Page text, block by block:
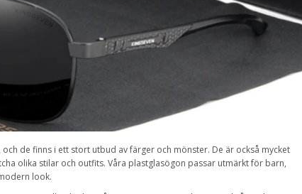
de finns i ett stort utbud av färger och mönster. De är också mycket
olika stilar och outfits. Våra plastglasögon passar utmärkt för barn,
look.